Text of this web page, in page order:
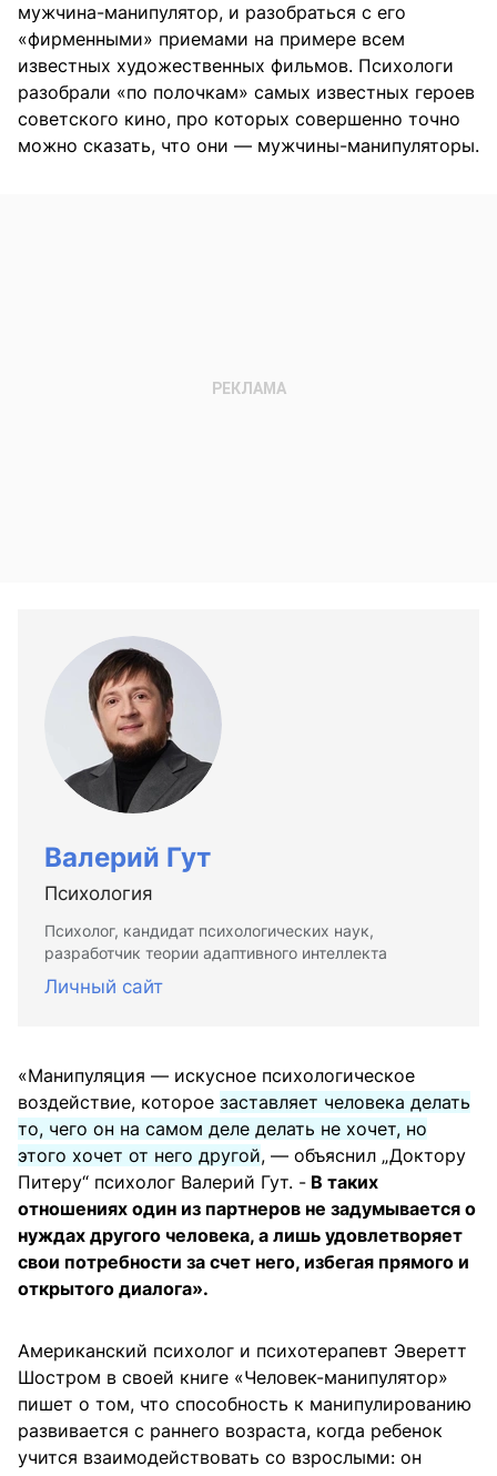
мужчина-манипулятор, и разобраться с его
«фирменными» приемами на примере всем
известных художественных фильмов. Психологи
разобрали «по полочкам» самых известных героев
советского кино, про которых совершенно точно
можно сказать, что они — мужчины-манипуляторы.
Валерий Гут
Психология
Психолог, кандидат психологических наук,
разработчик теории адаптивного интеллекта
Личный сайт
«Манипуляция — искусное психологическое
воздействие, которое заставляет человека делать
то, чего он на самом деле делать не хочет, но
этого хочет от него другой, — объяснил „Доктору
Питеру“ психолог Валерий Гут. - В таких
отношениях один из партнеров не задумывается о
нуждах другого человека, а лишь удовлетворяет
свои потребности за счет него, избегая прямого и
открытого диалога».
Американский психолог и психотерапевт Эверетт
Шостром в своей книге «Человек-манипулятор»
пишет о том, что способность к манипулированию
развивается с раннего возраста, когда ребенок
учится взаимодействовать со взрослыми: он